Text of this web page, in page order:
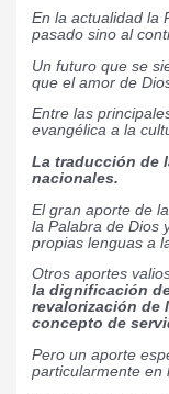
En la actualidad la
pasado sino al
Un futuro que se
que el amor de
Entre las
evangélica a la
La traducción de
nacionales.
El gran aporte de
la Palabra de Dios
propias lenguas a
Otros aportes
la dignificación
revalorización de
concepto de
Pero un aporte
particularmente en